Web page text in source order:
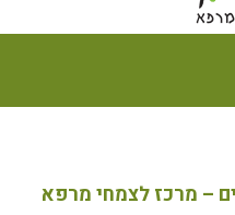
– מרכז לצמחי מרפא